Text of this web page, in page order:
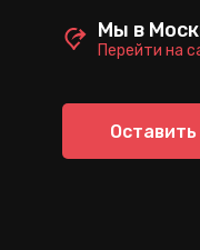
Оставить
Перейти на
Мы в